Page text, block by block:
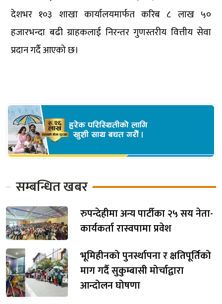
देशभर १०३ शाखा कार्यालयमार्फत करिब ८ लाख ५०
हजारभन्दा बढी ग्राहकलाई निरन्तर गुणस्तरीय वित्तीय सेवा
प्रदान गर्दै आएको छ।
सम्बन्धित खबर
रुपन्देहीमा अन्य पार्टीका २५ सय नेता-
कार्यकर्ता रास्वपामा प्रवेश
भूमिहीनको पुनर्स्थापना र क्षतिपूर्तिको
माग गर्दै सुकुम्बासी मोर्चाद्वारा
आन्दोलन घोषणा